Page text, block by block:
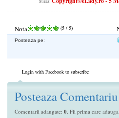
Sursa:
Nota (5 / 5)
Posteaza pe:
Login with Facebook to subscribe
Posteaza Comentariu
Comentarii adaugate: 0. Fii prima care